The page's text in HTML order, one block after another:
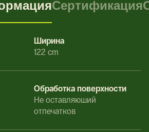
Сертификация
Ширина
122 cm
Обработка поверхности
Не оставляюший
отпечатков